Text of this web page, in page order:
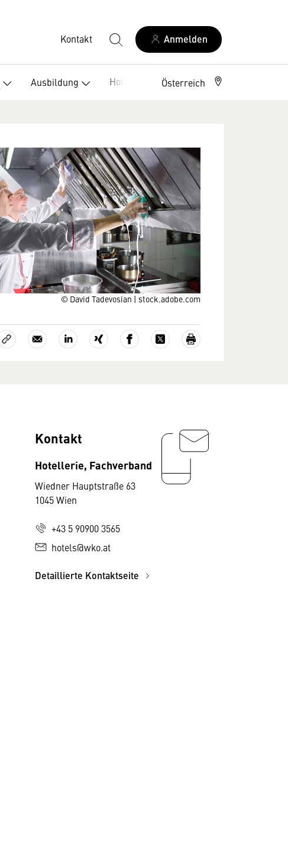
Kontakt Anmelden
Ausbildung Hotelklassifizierung
Österreich
© David Tadevosian | stock.adobe.com
Kontakt
Hotellerie, Fachverband
Wiedner Hauptstraße 63
1045 Wien
+43 5 90900 3565
hotels@wko.at
Detaillierte Kontaktseite